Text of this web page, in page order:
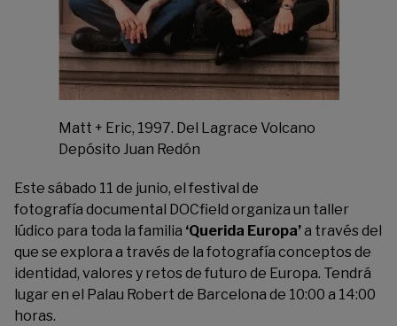
Matt + Eric, 1997. Del Lagrace Volcano
Depósito Juan Redón
Este sábado 11 de junio, el festival de
fotografía documental DOCfield organiza un taller
lúdico para toda la familia ‘Querida Europa’a través del
que se explora a través de la fotografía conceptos de
identidad, valores y retos de futuro de Europa. Tendrá
lugar en el Palau Robert de Barcelona de 10:00 a 14:00
horas.